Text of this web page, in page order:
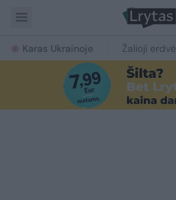
Karas Ukrainoje Žalioji erdvė